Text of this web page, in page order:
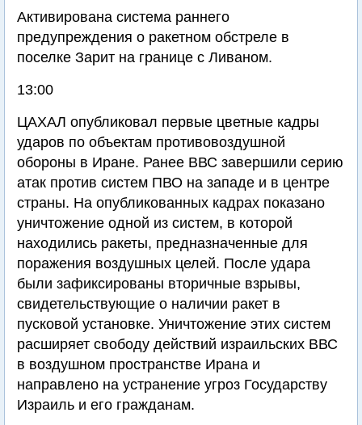
Активирована система раннего
предупреждения о ракетном обстреле в
поселке Зарит на границе с Ливаном.
13:00
ЦАХАЛ опубликовал первые цветные кадры
ударов по объектам противовоздушной
обороны в Иране. Ранее ВВС завершили серию
атак против систем ПВО на западе и в центре
страны. На опубликованных кадрах показано
уничтожение одной из систем, в которой
находились ракеты, предназначенные для
поражения воздушных целей. После удара
были зафиксированы вторичные взрывы,
свидетельствующие о наличии ракет в
пусковой установке. Уничтожение этих систем
расширяет свободу действий израильских ВВС
в воздушном пространстве Ирана и
направлено на устранение угроз Государству
Израиль и его гражданам.